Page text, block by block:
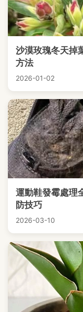
沙漠玫瑰冬天掉
方法
2026-01-02
運動鞋發霉處理
防技巧
2026-03-10